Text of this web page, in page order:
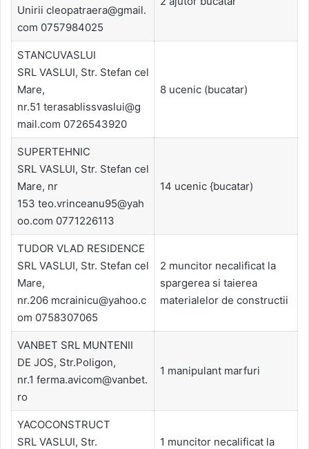
Unirii cleopatraera@gmail.
com 0757984025
STANCUVASLUI
SRL VASLUI, Str. Stefan cel
Mare,
nr.51 terasablissvaslui@g
mail.com 0726543920
8 ucenic (bucatar)
SUPERTEHNIC
SRL VASLUI, Str. Stefan cel
Mare, nr
153 teo.vrinceanu95@yah
oo.com 0771226113
14 ucenic {bucatar)
TUDOR VLAD RESIDENCE
SRL VASLUI, Str. Stefan cel
Mare,
nr.206 mcrainicu@yahoo.c
om 0758307065
2 muncitor necalificat la
spargerea si taierea
materialelor de constructii
VANBET SRL MUNTENII
DE JOS, Str.Poligon,
nr.1 ferma.avicom@vanbet.
ro
1 manipulant marfuri
YACOCONSTRUCT
SRL VASLUI, Str.
1 muncitor necalificat la